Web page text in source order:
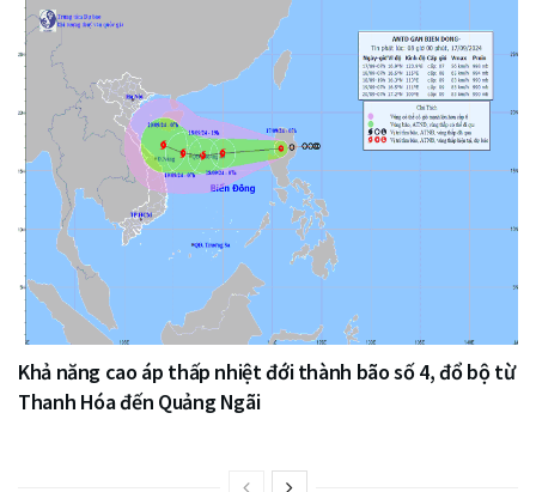
Khả năng cao áp thấp nhiệt đới thành bão số 4, đổ bộ từ
Thanh Hóa đến Quảng Ngãi